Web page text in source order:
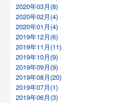
2020年03月(8)
2020年02月(4)
2020年01月(4)
2019年12月(6)
2019年11月(11)
2019年10月(9)
2019年09月(9)
2019年08月(20)
2019年07月(1)
2019年06月(3)